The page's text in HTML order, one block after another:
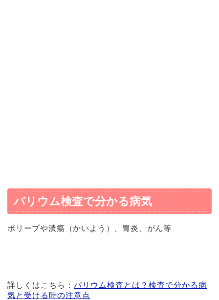
バリウム検査で分かる病気
ポリープや潰瘍（かいよう）、胃炎、がん等
詳しくはこちら： バリウム検査とは？検査で分かる病
気と受ける時の注意点